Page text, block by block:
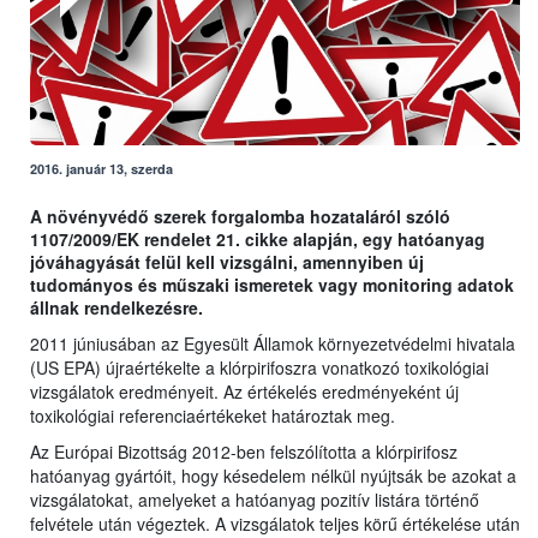
2016. január 13, szerda
A növényvédő szerek forgalomba hozataláról szóló
1107/2009/EK rendelet 21. cikke alapján, egy hatóanyag
jóváhagyását felül kell vizsgálni, amennyiben új
tudományos és műszaki ismeretek vagy monitoring adatok
állnak rendelkezésre.
2011 júniusában az Egyesült Államok környezetvédelmi hivatala
(US EPA) újraértékelte a klórpirifoszra vonatkozó toxikológiai
vizsgálatok eredményeit. Az értékelés eredményeként új
toxikológiai referenciaértékeket határoztak meg.
Az Európai Bizottság 2012-ben felszólította a klórpirifosz
hatóanyag gyártóit, hogy késedelem nélkül nyújtsák be azokat a
vizsgálatokat, amelyeket a hatóanyag pozitív listára történő
felvétele után végeztek. A vizsgálatok teljes körű értékelése után